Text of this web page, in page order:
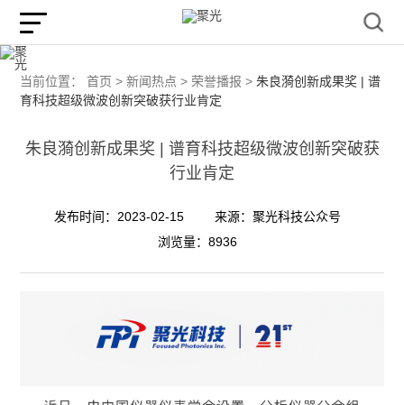
当前位置： 首页 > 新闻热点 > 荣誉播报 > 朱良漪创新成果奖 | 谱
育科技超级微波创新突破获行业肯定
朱良漪创新成果奖 | 谱育科技超级微波创新突破获
行业肯定
发布时间：2023-02-15
来源：聚光科技公众号
浏览量：8936